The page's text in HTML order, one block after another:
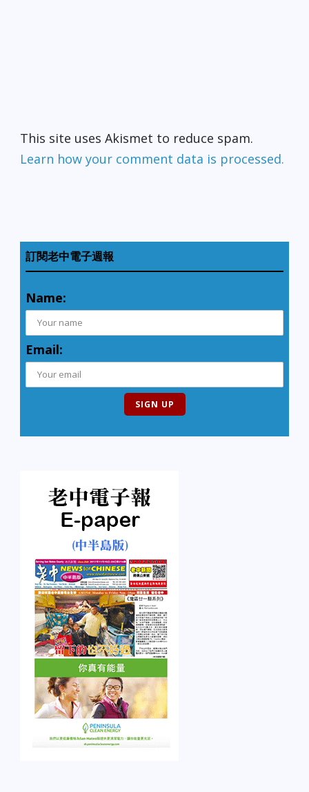
This site uses Akismet to reduce spam.
Learn how your comment data is processed.
訂閱老中電子週報
Name:
Email: